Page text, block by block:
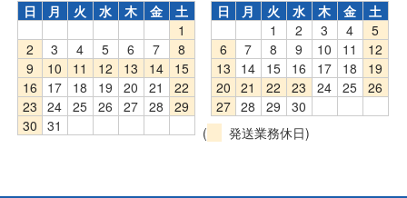
日
月 火 水 木 金
土
1
2
3 4 5 6 7
8
9
10 11 12 13 14
15
16
17 18 19 20 21
22
23
24 25 26 27 28
29
30
31
日
月 火 水 木 金
土
1
2 3 4
5
6
7 8 9 10 11
12
13
14 15 16 17 18
19
20
21 22 23 24 25
26
27 28 29
30
(
発送業務休日)